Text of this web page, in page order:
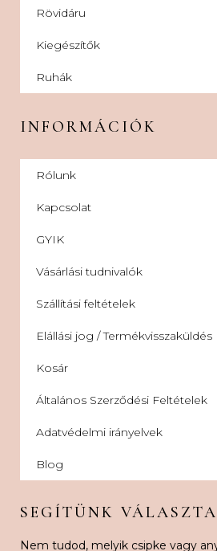
Rövidáru
Kiegészítők
Ruhák
INFORMÁCIÓK
Rólunk
Kapcsolat
GYIK
Vásárlási tudnivalók
Szállítási feltételek
Elállási jog / Termékvisszaküldés
Kosár
Általános Szerződési Feltételek
Adatvédelmi irányelvek
Blog
SEGÍTÜNK
Nem tudod, melyik csipke vagy